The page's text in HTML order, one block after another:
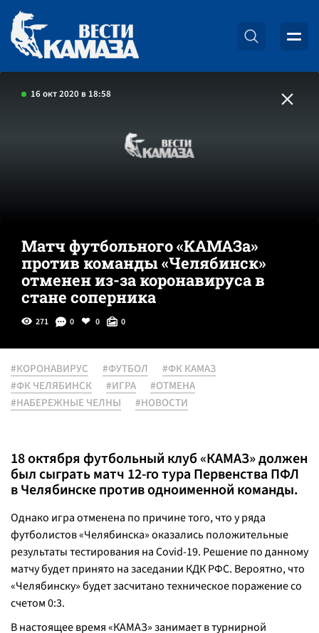
16 окт 2020 в 18:58
Матч футбольного «КАМАЗа»
против команды «Челябинск»
отменен из-за коронавируса в
стане соперника
271 0 0 0
#КОРОНАВИРУС #ФУТБОЛ
#ФК КАМАЗ
#ФК ЧЕЛЯБИНСК
#ИГРА
#ОТМЕНА
#НАБЕРЕЖНЫЕ ЧЕЛНЫ
#НОВОСТИ
18 октября футбольный клуб «КАМАЗ» должен
был сыграть матч 12-го тура Первенства ПФЛ
в Челябинске против одноименной команды.
Однако игра отменена по причине того, что у ряда
футболистов «Челябинска» оказались положительные
результаты тестирования на Covid-19. Решение по данному
матчу будет принято на заседании КДК РФС. Вероятно, что
«Челябинску» будет засчитано техническое поражение со
счетом 0:3.
В настоящее время «КАМАЗ» занимает в турнирной